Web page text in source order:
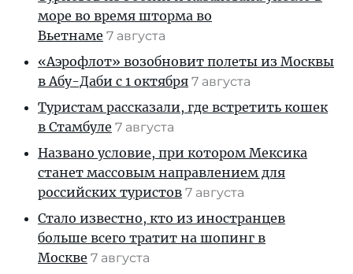
море во время шторма во
Вьетнаме 7 августа
«Аэрофлот» возобновит полеты из Москвы
в Абу-Даби с 1 октября 7 августа
Туристам рассказали, где встретить кошек
в Стамбуле 7 августа
Названо условие, при котором Мексика
станет массовым направлением для
российских туристов 7 августа
Стало известно, кто из иностранцев
больше всего тратит на шопинг в
Москве 7 августа